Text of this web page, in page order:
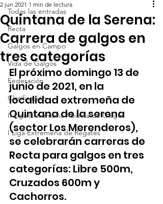
Todas las entradas
Recta
Galgos en Campo
Vida de Galgos
Federación
Clasificación
II Liga Extremeña Abierta de Galgos
I Liga Extremeña de Regates
Quintana de la Serena:
Carrera de galgos en
tres categorías
2 jun 2021 1 min de lectura
El próximo domingo 13 de
junio de 2021, en la
localidad extremeña de
Quintana de la serena
(sector Los Merenderos),
se celebrarán carreras de
Recta para galgos en tres
categorías: Libre 500m,
Cruzados 600m y
Cachorros.